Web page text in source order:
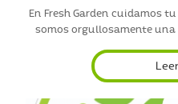
En Fresh Garden cuidamos
somos orgullosamente una